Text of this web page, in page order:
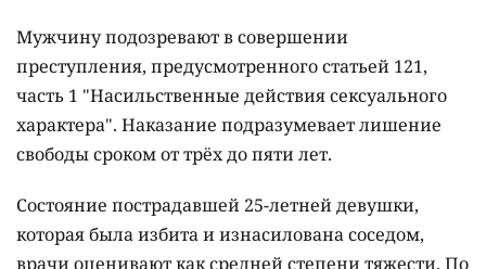
Мужчину подозревают в совершении
преступления, предусмотренного статьей 121,
часть 1 "Насильственные действия сексуального
характера". Наказание подразумевает лишение
свободы сроком от трёх до пяти лет.
Состояние пострадавшей 25-летней девушки,
которая была избита и изнасилована соседом,
врачи оценивают как средней степени тяжести. По